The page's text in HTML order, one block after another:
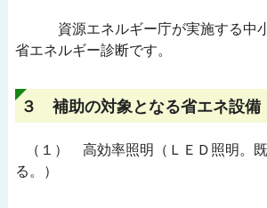
資源エネルギー庁が実施する中小
省エネルギー診断です。
３ 補助の対象となる省エネ設備
（１） 高効率照明（ＬＥＤ照明。
る。）